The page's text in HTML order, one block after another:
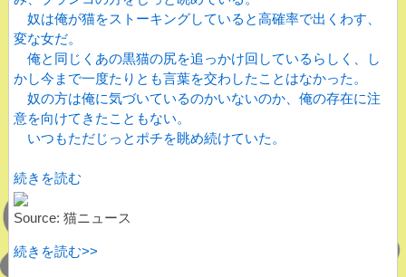
奴は俺が猫をストーキングしていると高確率で出くわす、
変な女だ。
俺と同じくあの黒猫の尻を追っかけ回しているらしく、し
かし今まで一度たりとも言葉を交わしたことはなかった。
奴の方は俺に気づいているのかいないのか、俺の存在に注
意を向けてきたこともない。
いつもただじっとポチを眺め続けていた。
続きを読む
Source: 猫ニュース
続きを読む>>